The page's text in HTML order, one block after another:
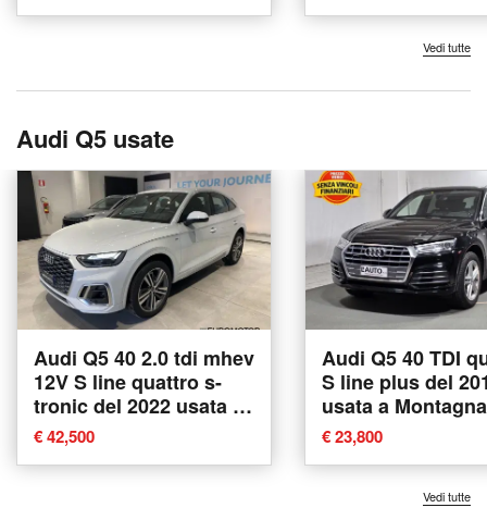
Vedi tutte
Audi Q5 usate
Audi Q5 40 2.0 tdi mhev
12V S line quattro s-
tronic del 2022 usata a
Modugno
€ 42,500
Audi Q5 40 TDI
S line plus del
usata a
Valtellina
€ 23,800
Vedi tutte